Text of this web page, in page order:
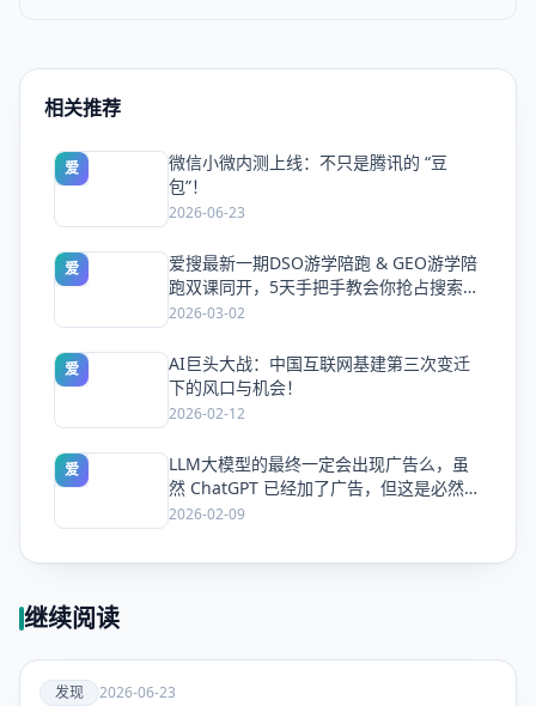
相关推荐
爱
微信小微内测上线：不只是腾讯的 “豆
包”！
2026-06-23
爱
爱搜最新一期DSO游学陪跑 & GEO游学陪
跑双课同开，5天手把手教会你抢占搜索流
量
2026-03-02
爱
AI巨头大战：中国互联网基建第三次变迁
下的风口与机会！
2026-02-12
爱
LLM大模型的最终一定会出现广告么，虽
然 ChatGPT 已经加了广告，但这是必然终
局么？
2026-02-09
继续阅读
爱
发现 2026-06-23